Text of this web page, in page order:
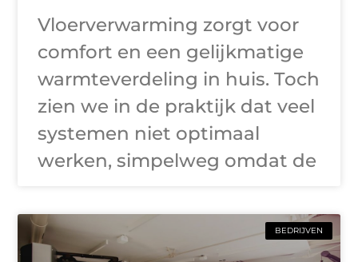
Vloerverwarming zorgt voor
comfort en een gelijkmatige
warmteverdeling in huis. Toch
zien we in de praktijk dat veel
systemen niet optimaal
werken, simpelweg omdat de
BEDRIJVEN